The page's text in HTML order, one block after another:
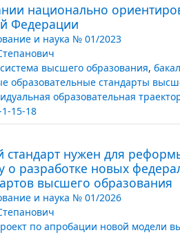
национально
Федерации
и наука № 01/2023
высшего образования,
образовательные стандарты
образовательная
15-18
стандарт нужен для
о разработке новых
высшего образования
и наука № 01/2026
по апробации новой модели